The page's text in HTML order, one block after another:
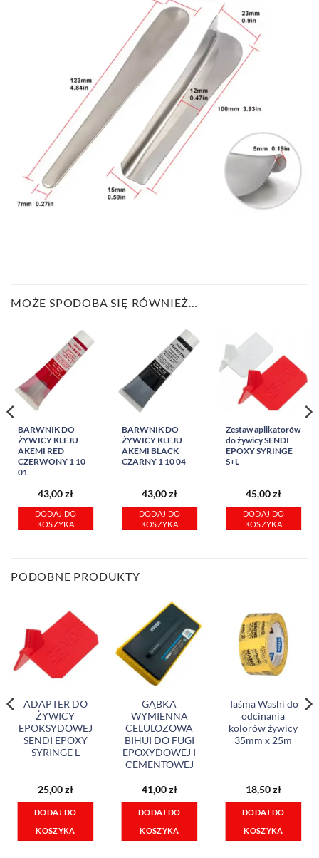
MOŻE SPODOBA SIĘ RÓWNIEŻ…
BARWNIK DO
ŻYWICY KLEJU
AKEMI RED
CZERWONY 1 10
01
43,00zł
DODAJ DO
KOSZYKA
BARWNIK DO
ŻYWICY KLEJU
AKEMI BLACK
CZARNY 1 10 04
43,00zł
DODAJ DO
KOSZYKA
Zestaw aplikatorów
do żywicy SENDI
EPOXY SYRINGE
S+L
45,00zł
DODAJ DO
KOSZYKA
PODOBNE PRODUKTY
ADAPTER DO
ŻYWICY
EPOKSYDOWEJ
SENDI EPOXY
SYRINGE L
25,00zł
DODAJ DO
KOSZYKA
GĄBKA
WYMIENNA
CELULOZOWA
BIHUI DO FUGI
EPOXYDOWEJ I
CEMENTOWEJ
41,00zł
DODAJ DO
KOSZYKA
Taśma Washi do
odcinania
kolorów żywicy
35mm x 25m
18,50zł
DODAJ DO
KOSZYKA